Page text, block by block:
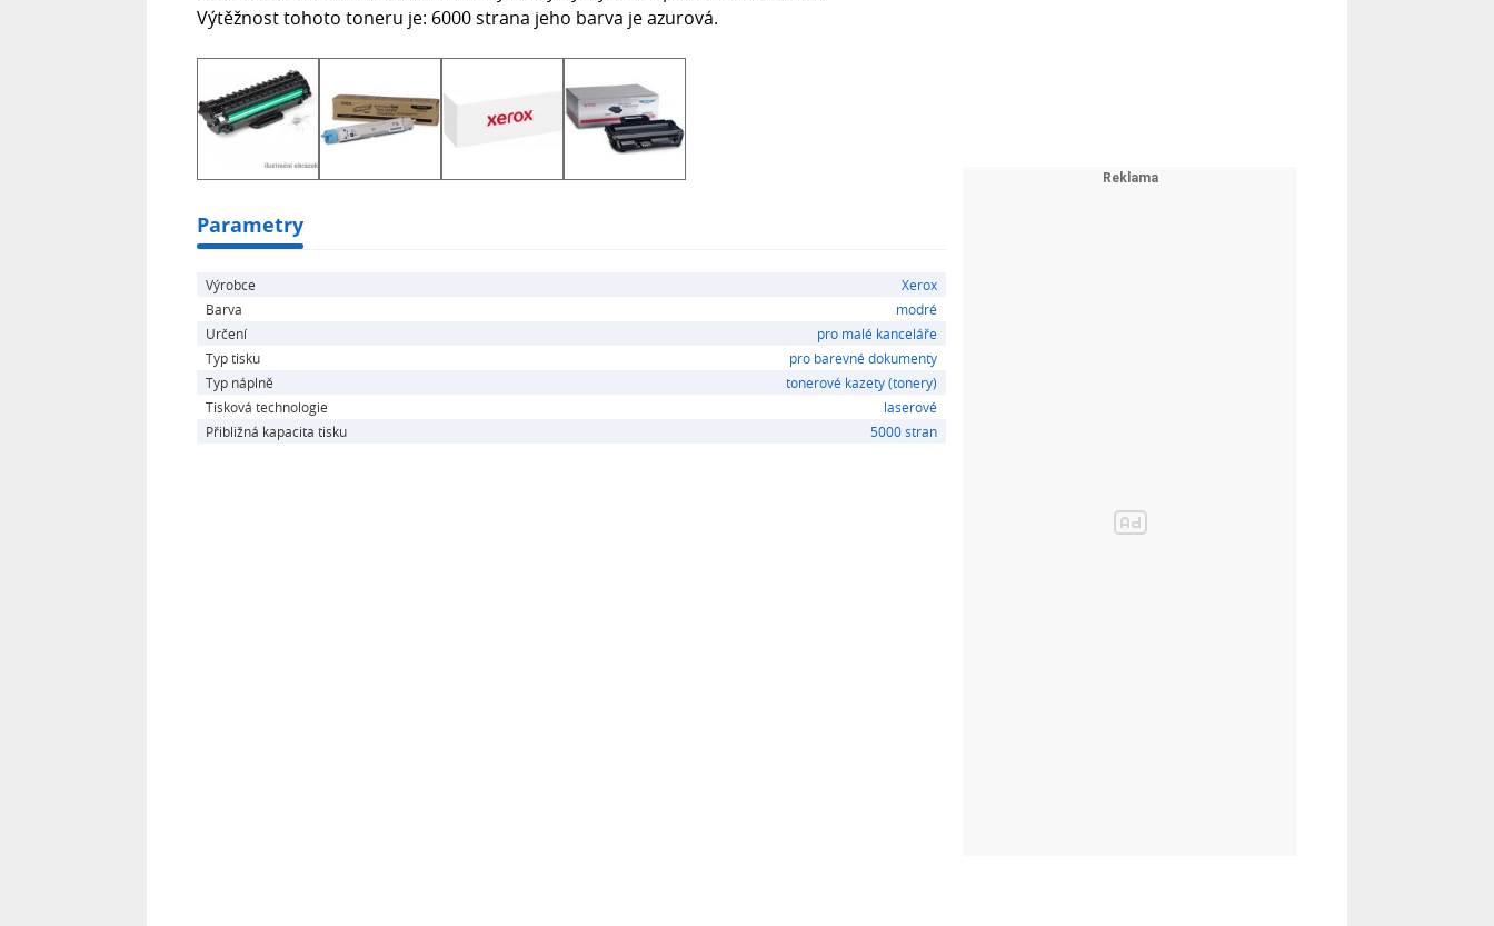
Výtěžnost tohoto toneru je: 6000 strana jeho barva je azurová.
Parametry
Výrobce
Xerox
Barva
modré
Určení
pro malé kanceláře
Typ tisku
pro barevné dokumenty
Typ náplně
tonerové kazety (tonery)
Tisková technologie
laserové
Přibližná kapacita tisku
5000 stran